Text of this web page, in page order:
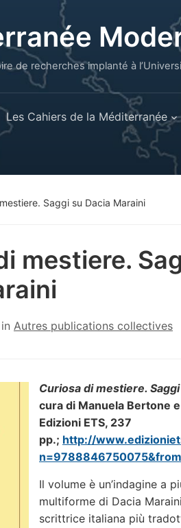
de recherches implanté à
Les Cahiers de la Méditerranée
Saggi su Dacia Maraini
mestiere.
in Autres publications collectives
Curiosa di mestiere.
cura di Manuela Bertone
Edizioni ETS, 237
pp.; http://
Il volume è un’indagine a
multiforme di Dacia
scrittrice italiana più